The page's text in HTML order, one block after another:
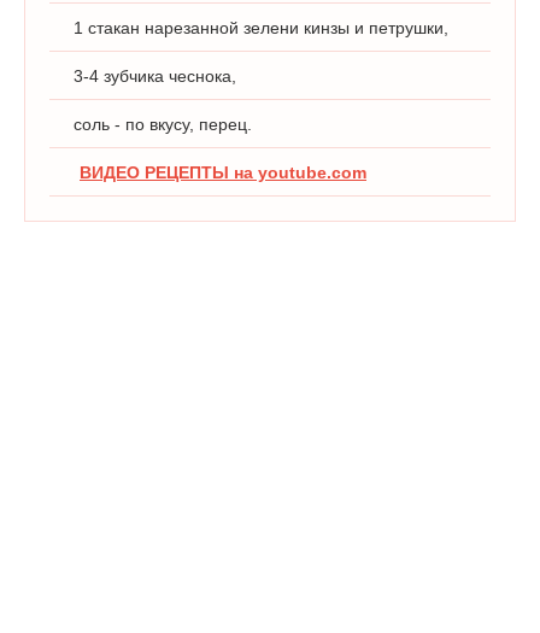
1 стакан нарезанной зелени кинзы и петрушки,
3-4 зубчика чеснока,
соль - по вкусу, перец.
ВИДЕО РЕЦЕПТЫ на youtube.com